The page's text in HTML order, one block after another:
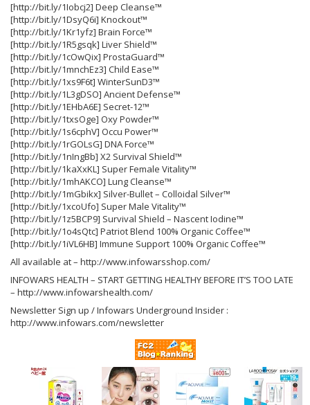
[http://bit.ly/1Iobcj2] Deep Cleanse™
[http://bit.ly/1DsyQ6i] Knockout™
[http://bit.ly/1Kr1yfz] Brain Force™
[http://bit.ly/1R5gsqk] Liver Shield™
[http://bit.ly/1cOwQix] ProstaGuard™
[http://bit.ly/1mnchEz3] Child Ease™
[http://bit.ly/1xs9F6t] WinterSunD3™
[http://bit.ly/1L3gDSO] Ancient Defense™
[http://bit.ly/1EHbA6E] Secret-12™
[http://bit.ly/1txsOge] Oxy Powder™
[http://bit.ly/1s6cphV] Occu Power™
[http://bit.ly/1rGOLsG] DNA Force™
[http://bit.ly/1nIngBb] X2 Survival Shield™
[http://bit.ly/1kaXxKL] Super Female Vitality™
[http://bit.ly/1mhAKCO] Lung Cleanse™
[http://bit.ly/1mGbikx] Silver-Bullet – Colloidal Silver™
[http://bit.ly/1xcoUfo] Super Male Vitality™
[http://bit.ly/1z5BCP9] Survival Shield – Nascent Iodine™
[http://bit.ly/1o4sQtc] Patriot Blend 100% Organic Coffee™
[http://bit.ly/1iVL6HB] Immune Support 100% Organic Coffee™
All available at – http://www.infowarsshop.com/
INFOWARS HEALTH – START GETTING HEALTHY BEFORE IT’S TOO LATE
– http://www.infowarshealth.com/
Newsletter Sign up / Infowars Underground Insider :
http://www.infowars.com/newsletter